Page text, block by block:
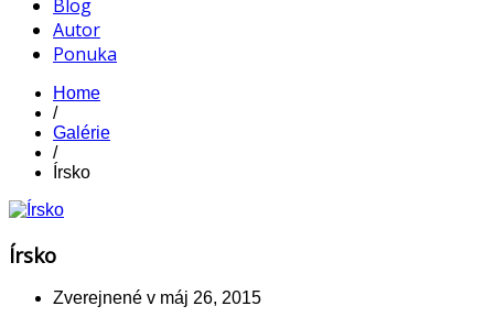
Blog
Autor
Ponuka
Home
/
Galérie
/
Írsko
Írsko
Zverejnené v máj 26, 2015